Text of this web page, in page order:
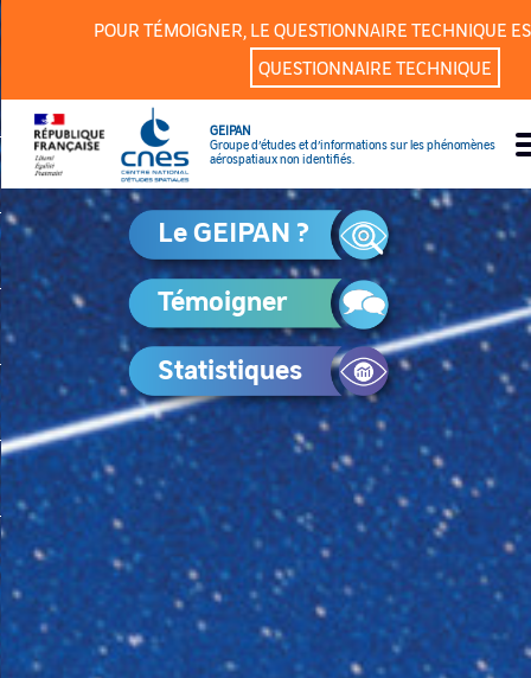
Panneau de gestion des cookies
POUR TÉMOIGNER, LE QUESTIONNAIRE TECHNIQUE
QUESTIONNAIRE TECHNIQUE
GEIPAN
Groupe d’études et d’informations sur les phénomènes
aérospatiaux non identifiés.
Le GEIPAN ?
Témoigner
Statistiques